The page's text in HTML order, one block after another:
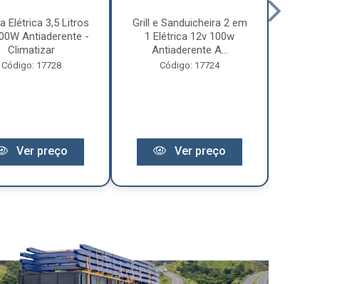
Elétrica 3,5 Litros
Antiaderente -
Climatizar
Código: 17728
Ver preço
Grill e Sanduicheira 2 em
1 Elétrica 12v 100w
Antiaderente A...
Código: 17724
Ver preço